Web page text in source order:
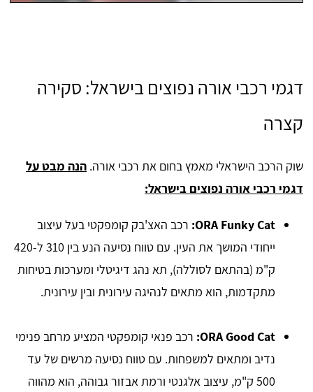
דגמי רכבי אורה נפוצים בישראל: סקירה
קצרה
שוק הרכב הישראלי מאמץ בחום את רכבי אורה. הנה מבט על
דגמי רכבי אורה נפוצים בישראל:
ORA Funky Cat: רכב האצ'בק קומפקטי בעל עיצוב
ייחודי המושך את העין. עם טווח נסיעה הנע בין 310 ל-420
ק"מ (בהתאם לסוללה), תא נהג דיגיטלי ומערכות בטיחות
מתקדמות, הוא מתאים לנהיגה עירונית ובין עירונית.
ORA Good Cat: רכב פנאי קומפקטי המציע מרחב פנימי
נדיב ומתאים למשפחות. עם טווח נסיעה מרשים של עד
500 ק"מ, עיצוב אלגנטי ורמת אבזור גבוהה, הוא מהווה